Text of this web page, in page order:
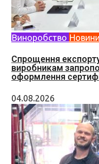
Виноробство Новини
Спрощення
виробникам
оформлення
04.08.2026